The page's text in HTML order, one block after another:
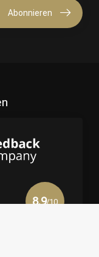
Abonnieren
8.9/10